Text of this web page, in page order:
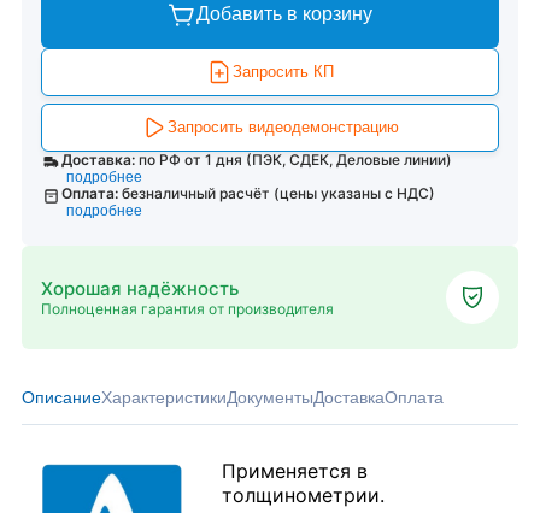
Добавить в корзину
Запросить КП
Запросить видеодемонстрацию
Доставка: по РФ от 1 дня (ПЭК, СДЕК, Деловые линии)
подробнее
Оплата: безналичный расчёт (цены указаны с НДС)
подробнее
Хорошая надёжность
Полноценная гарантия от производителя
ОписаниеХарактеристикиДокументыДоставкаОплата
Применяется в
толщинометрии.